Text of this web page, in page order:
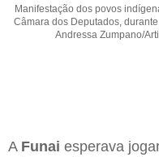
Manifestação dos povos
Câmara dos Deputados,
Andressa Zumpano/
A Funai esperava